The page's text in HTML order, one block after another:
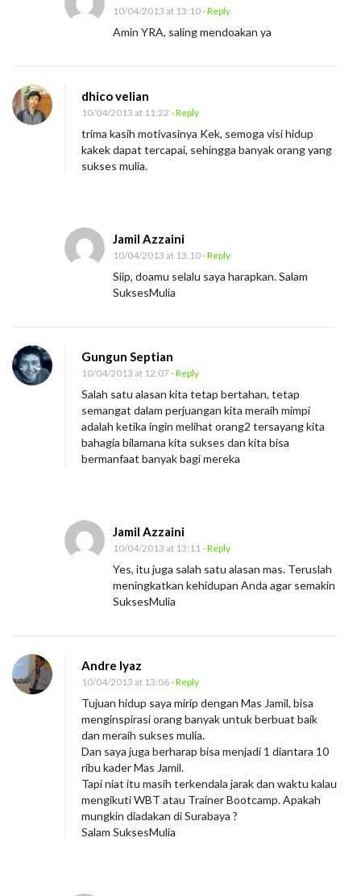
10/04/2013 at 13:10- Reply
Amin YRA, saling mendoakan ya
dhico velian
10/04/2013 at 11:22 - Reply
trima kasih motivasinya Kek, semoga visi hidup
kakek dapat tercapai, sehingga banyak orang yang
sukses mulia.
Jamil Azzaini
10/04/2013 at 13:10- Reply
Siip, doamu selalu saya harapkan. Salam
SuksesMulia
Gungun Septian
10/04/2013 at 12:07- Reply
Salah satu alasan kita tetap bertahan, tetap
semangat dalam perjuangan kita meraih mimpi
adalah ketika ingin melihat orang2 tersayang kita
bahagia bilamana kita sukses dan kita bisa
bermanfaat banyak bagi mereka
Jamil Azzaini
10/04/2013 at 13:11 - Reply
Yes, itu juga salah satu alasan mas. Teruslah
meningkatkan kehidupan Anda agar semakin
SuksesMulia
Andre Iyaz
10/04/2013 at 13:06- Reply
Tujuan hidup saya mirip dengan Mas Jamil, bisa
menginspirasi orang banyak untuk berbuat baik
dan meraih sukses mulia.
Dan saya juga berharap bisa menjadi 1 diantara 10
ribu kader Mas Jamil.
Tapi niat itu masih terkendala jarak dan waktu kalau
mengikuti WBT atau Trainer Bootcamp. Apakah
mungkin diadakan di Surabaya ?
Salam SuksesMulia